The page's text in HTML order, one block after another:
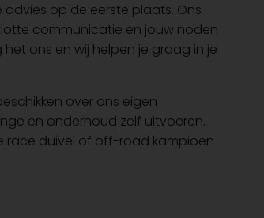
advies op de eerste plaats. Ons
communicatie en jouw noden
ons en wij helpen je graag in je
over ons eigen
en onderhoud zelf uitvoeren.
race duivel of off-road kampioen